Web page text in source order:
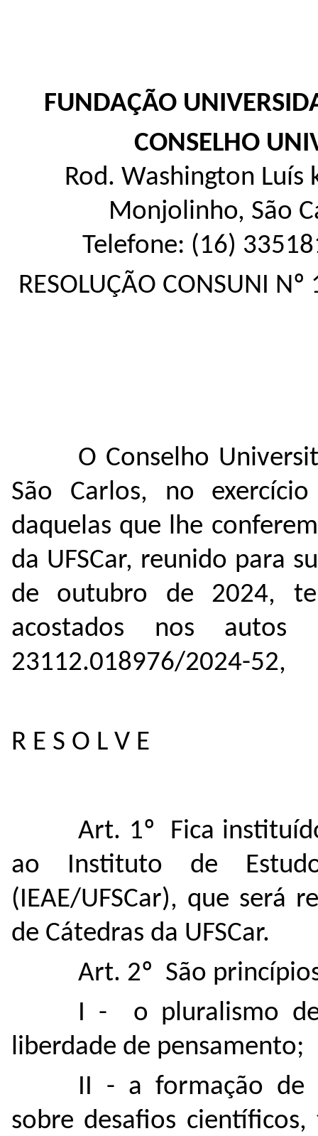
FUNDAÇÃO
CONSELHO
Rod. Washington Luís
Monjolinho, São
Telefone: (16)
RESOLUÇÃO CONSUNI
O Conselho
São Carlos, no
daquelas que lhe
da UFSCar, reunido para
de outubro de 2024,
acostados nos autos
23112.018976/2024-52,
R E S O L V E
Art. 1º Fica
ao Instituto de
(IEAE/UFSCar), que será
de Cátedras da UFSCar.
Art. 2º São
I - o pluralismo
liberdade de pensamento;
II - a formação de
sobre desafios